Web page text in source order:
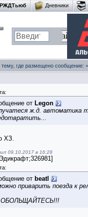
РЖДТьюб Дневники
где размещено сообщение:
от Legon
ж.д. автоматика
ХЗ.
09.10.2017 в 16:28
от beatl
приварить поезда к
ОБОЛЬЩАЙТЕСЬ!!!